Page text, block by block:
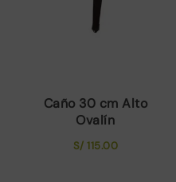
Caño 30 cm Alto
Ovalín
S/ 115.00